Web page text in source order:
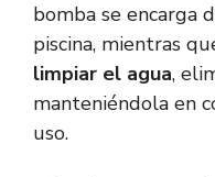
bomba se encarga
piscina, mientras
limpiar el agua,
manteniéndola en
uso.